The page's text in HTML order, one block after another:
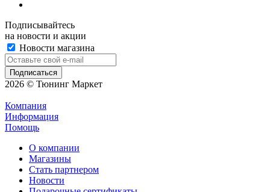
Подписывайтесь
на новости и акции
Новости магазина
2026 © Тюнинг Маркет
Компания
Информация
Помощь
О компании
Магазины
Стать партнером
Новости